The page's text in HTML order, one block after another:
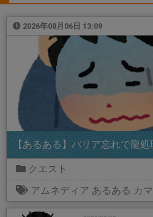
2026年08月06日 13:09
【あるある】バリア忘れで龍
クエスト
アムネディア あるある カ